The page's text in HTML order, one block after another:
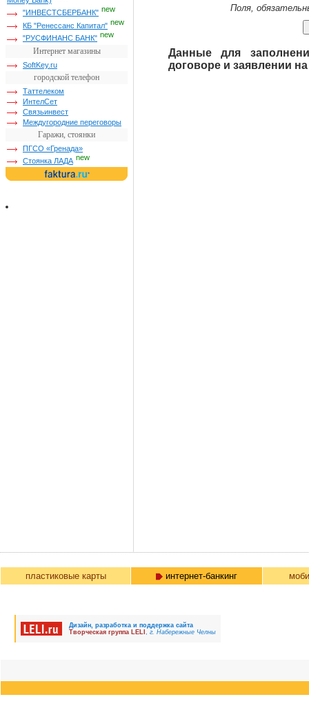
"ИНВЕСТСБЕРБАНК" new
КБ "Ренессанс Капитал" new
"РУСФИНАНС БАНК" new
Интернет магазины
SoftKey.ru
городской телефон
Таттелеком
ИнтелСет
Связьинвест
Междугородние переговоры
Гаражи, стоянки
ПГСО «Гренада»
Стоянка ЛАДА new
Поля,
Данные для
договоре и заявлении
пластиковые карты интернет-банкинг
Дизайн, разработка и поддержка сайта
Творческая группа LELI , г. Набережные Челны